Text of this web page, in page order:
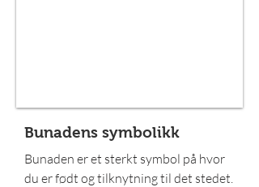
Bunadens symbolikk
Bunaden er et sterkt symbol på hvor
du er født og tilknytning til det stedet.